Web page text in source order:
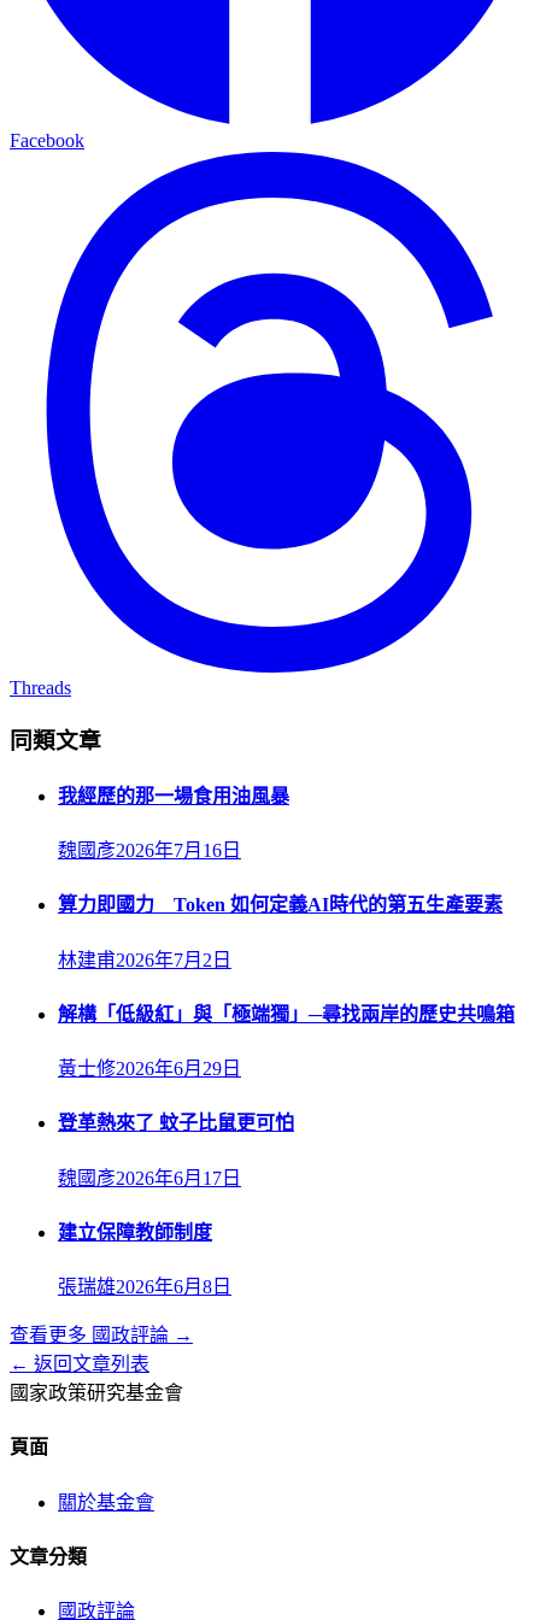
Facebook
Threads
同類文章
我經歷的那一場食用油風暴
魏國彥2026年7月16日
算力即國力 Token 如何定義AI時代的第五生產要素
林建甫2026年7月2日
解構「低級紅」與「極端獨」─尋找兩岸的歷史共鳴箱
黃士修2026年6月29日
登革熱來了 蚊子比鼠更可怕
魏國彥2026年6月17日
建立保障教師制度
張瑞雄2026年6月8日
查看更多 國政評論 →
← 返回文章列表
國家政策研究基金會
頁面
關於基金會
文章分類
國政評論